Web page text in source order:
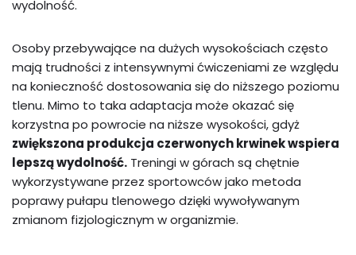
wydolność.
Osoby przebywające na dużych wysokościach często
mają trudności z intensywnymi ćwiczeniami ze względu
na konieczność dostosowania się do niższego poziomu
tlenu. Mimo to taka adaptacja może okazać się
korzystna po powrocie na niższe wysokości, gdyż
zwiększona produkcja czerwonych krwinek wspiera
lepszą wydolność. Treningi w górach są chętnie
wykorzystywane przez sportowców jako metoda
poprawy pułapu tlenowego dzięki wywoływanym
zmianom fizjologicznym w organizmie.